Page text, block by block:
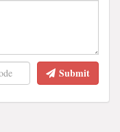
Submit